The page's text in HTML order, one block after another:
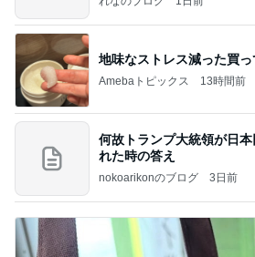
地味なストレス減った買
Amebaトピックス 13時間前
何故トランプ大統領が日
れた時の答え
nokoarikonのブログ 3日前